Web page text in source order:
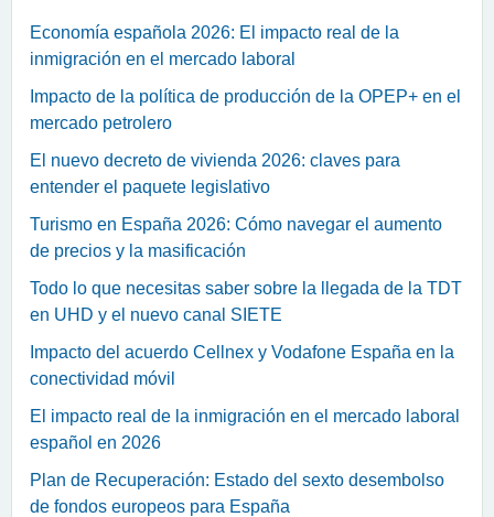
Economía española 2026: El impacto real de la
inmigración en el mercado laboral
Impacto de la política de producción de la OPEP+ en el
mercado petrolero
El nuevo decreto de vivienda 2026: claves para
entender el paquete legislativo
Turismo en España 2026: Cómo navegar el aumento
de precios y la masificación
Todo lo que necesitas saber sobre la llegada de la TDT
en UHD y el nuevo canal SIETE
Impacto del acuerdo Cellnex y Vodafone España en la
conectividad móvil
El impacto real de la inmigración en el mercado laboral
español en 2026
Plan de Recuperación: Estado del sexto desembolso
de fondos europeos para España